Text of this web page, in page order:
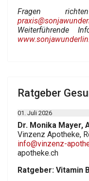
Fragen
Weiterführende
Ratgeber
01. Juli 2026
Dr. Monika Mayer,
Vinzenz Apotheke,
info@vinzenz-
apotheke.ch
Ratgeber: Vitamin